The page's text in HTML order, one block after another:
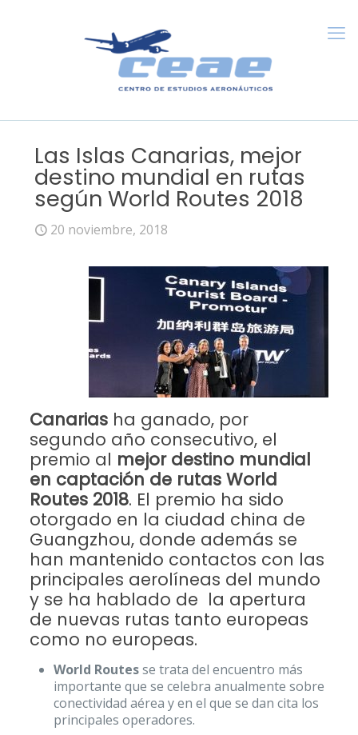
Las Islas Canarias, mejor
destino mundial en rutas
según World Routes 2018
20 noviembre, 2018
Canariasha ganado, por
segundo año consecutivo, el
premio al mejor destino mundial
en captación de rutas World
Routes 2018. El premio ha sido
otorgado en la ciudad china de
Guangzhou, donde además se
han mantenido contactos con las
principales aerolíneas del mundo
y se ha hablado de la apertura
de nuevas rutas tanto europeas
como no europeas.
World Routesse trata del encuentro más
importante que se celebra anualmente sobre
conectividad aérea y en el que se dan cita los
principales operadores.